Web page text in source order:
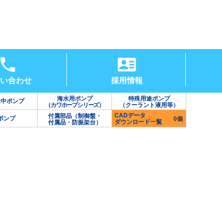
合わせ 採用情報
ポンプ
海水用ポンプ
（カワホープシリーズ）
特殊用途ポンプ
（クーラント液用等）
ンプ
付属部品（制御盤・
付属品・防振架台）
CADデータ
ダウンロード一覧
0個